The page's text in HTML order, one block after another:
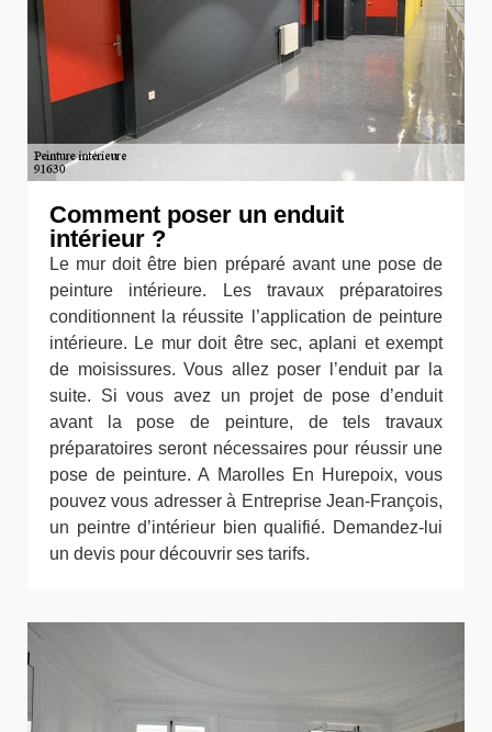
Comment poser un enduit
intérieur ?
Le mur doit être bien préparé avant une pose de
peinture intérieure. Les travaux préparatoires
conditionnent la réussite l’application de peinture
intérieure. Le mur doit être sec, aplani et exempt
de moisissures. Vous allez poser l’enduit par la
suite. Si vous avez un projet de pose d’enduit
avant la pose de peinture, de tels travaux
préparatoires seront nécessaires pour réussir une
pose de peinture. A Marolles En Hurepoix, vous
pouvez vous adresser à Entreprise Jean-François,
un peintre d’intérieur bien qualifié. Demandez-lui
un devis pour découvrir ses tarifs.